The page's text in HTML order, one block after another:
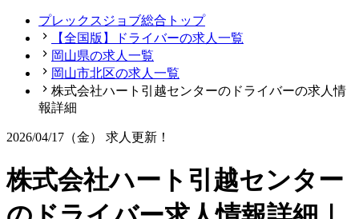
プレックスジョブ総合トップ
【全国版】ドライバーの求人一覧
岡山県の求人一覧
岡山市北区の求人一覧
株式会社ハート引越センターのドライバーの求人情
報詳細
2026/04/17（金） 求人更新！
株式会社ハート引越センター